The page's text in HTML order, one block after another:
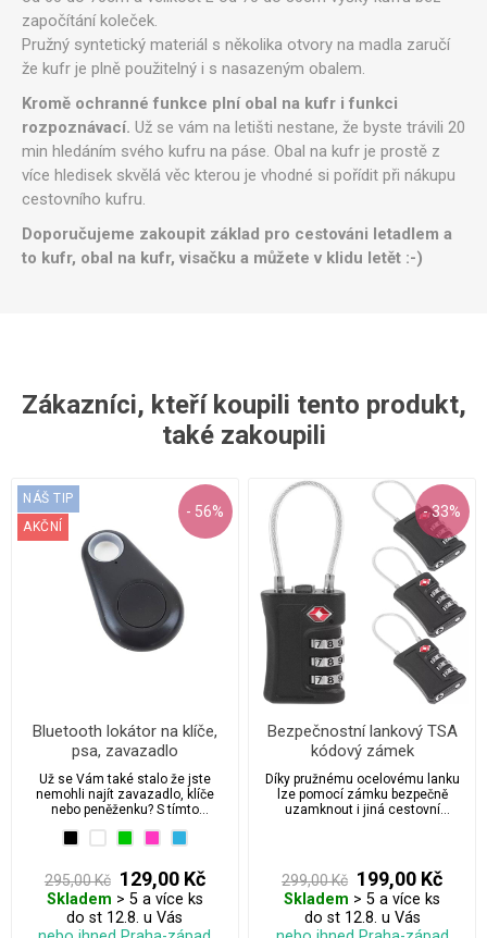
započítání koleček.
Pružný syntetický materiál s několika otvory na madla zaručí
že kufr je plně použitelný i s nasazeným obalem.
Kromě ochranné funkce plní obal na kufr i funkci
rozpoznávací. Už se vám na letišti nestane, že byste trávili 20
min hledáním svého kufru na páse. Obal na kufr je prostě z
více hledisek skvělá věc kterou je vhodné si pořídit při nákupu
cestovního kufru.
Doporučujeme zakoupit základ pro cestováni letadlem a
to kufr, obal na kufr, visačku a můžete v klidu letět :-)
Zákazníci, kteří koupili tento produkt,
také zakoupili
- 56%
NÁŠ TIP
AKČNÍ
Bluetooth lokátor na klíče,
psa, zavazadlo
Už se Vám také stalo že jste
nemohli najít zavazadlo, klíče
nebo peněženku? S tímto
295,00 Kč 129,00 Kč
Skladem > 5 a více ks
do st 12.8. u Vás
- 33%
Bezpečnostní lankový TSA
kódový zámek
Díky pružnému ocelovému lanku
lze pomocí zámku bezpečně
uzamknout i jiná cestovní
299,00 Kč 199,00 Kč
Skladem > 5 a více ks
do st 12.8. u Vás